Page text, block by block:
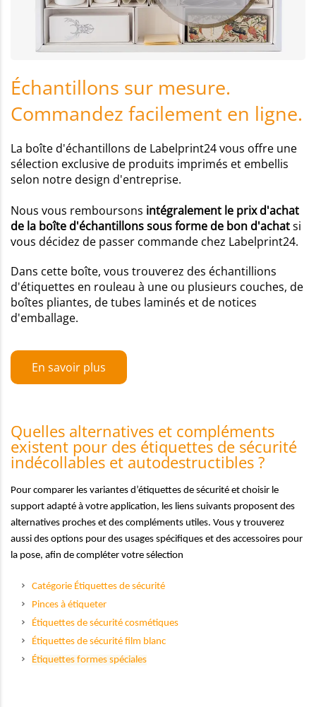
Échantillons sur mesure.
Commandez facilement en ligne.
La boîte d'échantillons de Labelprint24 vous offre une
sélection exclusive de produits imprimés et embellis
selon notre design d'entreprise.
Nous vous remboursons intégralement le prix d'achat
de la boîte d'échantillons sous forme de bon d'achatsi
vous décidez de passer commande chez Labelprint24.
Dans cette boîte, vous trouverez des échantillions
d'étiquettes en rouleau à une ou plusieurs couches, de
boîtes pliantes, de tubes laminés et de notices
d'emballage.
En savoir plus
Quelles alternatives et compléments
existent pour des étiquettes de sécurité
indécollables et autodestructibles ?
Pour comparer les variantes d’étiquettes de sécurité et choisir le
support adapté à votre application, les liens suivants proposent des
alternatives proches et des compléments utiles. Vous y trouverez
aussi des options pour des usages spécifiques et des accessoires pour
la pose, afin de compléter votre sélection
Catégorie Étiquettes de sécurité
Pinces à étiqueter
Étiquettes de sécurité cosmétiques
Étiquettes de sécurité film blanc
Étiquettes formes spéciales